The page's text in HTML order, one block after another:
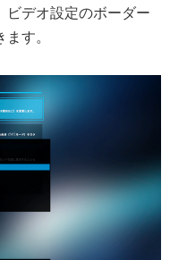
デオ設定のボーダー
す。